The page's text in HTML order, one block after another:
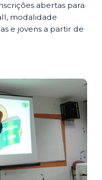
abertas para
modalidade
e jovens a partir de